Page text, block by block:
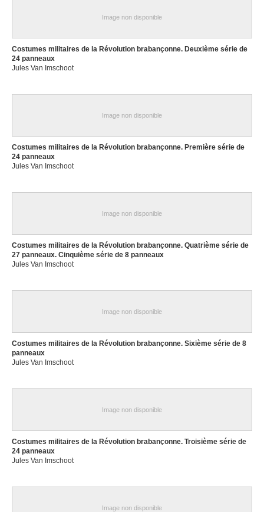
Image non disponible
Costumes militaires de la Révolution brabançonne. Deuxième série de
24 panneaux
Jules Van Imschoot
Image non disponible
Costumes militaires de la Révolution brabançonne. Première série de
24 panneaux
Jules Van Imschoot
Image non disponible
Costumes militaires de la Révolution brabançonne. Quatrième série de
27 panneaux. Cinquième série de 8 panneaux
Jules Van Imschoot
Image non disponible
Costumes militaires de la Révolution brabançonne. Sixième série de 8
panneaux
Jules Van Imschoot
Image non disponible
Costumes militaires de la Révolution brabançonne. Troisième série de
24 panneaux
Jules Van Imschoot
Image non disponible